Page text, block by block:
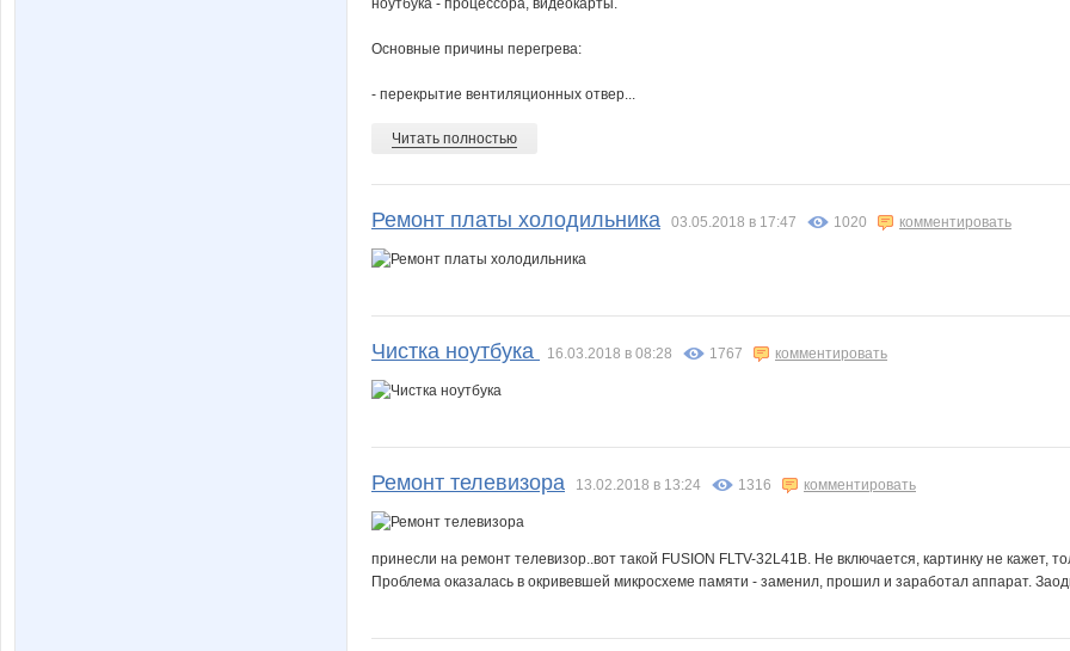
ноутбука - процессора, видеокарты.
Основные причины перегрева:
- перекрытие вентиляционных отвер...
Читать полностью
Ремонт платы холодильника 03.05.2018 в 17:47 1020 комментировать
Чистка ноутбука 16.03.2018 в 08:28 1767 комментировать
Ремонт телевизора 13.02.2018 в 13:24 1316 комментировать
принесли на ремонт телевизор..вот такой FUSION FLTV-32L41B. Не включается, картинку не кажет,
Проблема оказалась в окривевшей микросхеме памяти - заменил, прошил и заработал аппарат.